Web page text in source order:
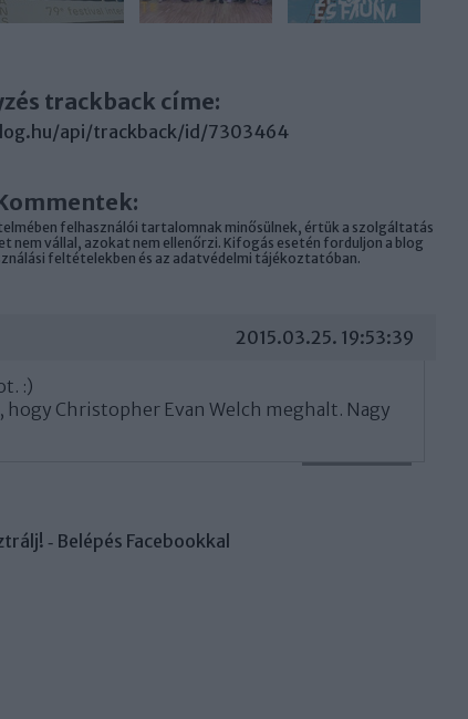
trackback címe:
api/trackback/id/7303464
felhasználói tartalomnak minősülnek, értük a szolgáltatás
nem vállal, azokat nem ellenőrzi. Kifogás esetén forduljon a blog
feltételekben és az adatvédelmi tájékoztatóban.
2015.03.25. 19:53:39
:)
Christopher Evan Welch meghalt. Nagy
! ‐ Belépés Facebookkal